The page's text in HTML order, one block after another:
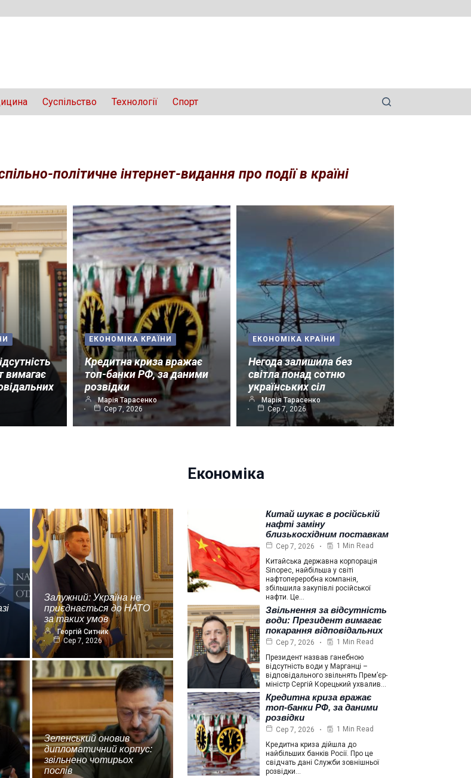
Суспільство Технології Спорт
політичне інтернет-видання про події в країні
вимагає
ЕКОНОМІКА КРАЇНИ
Кредитна криза вражає
топ-банки РФ, за даними
розвідки
Марія Тарасенко
Сер 7, 2026
ЕКОНОМІКА КРАЇНИ
Негода залишила без
світла понад сотню
українських сіл
Марія Тарасенко
Сер 7, 2026
Економіка
Залужний: Україна не
приєднається до НАТО
за таких умов
Георгій Ситник
Сер 7, 2026
Зеленський оновив
дипломатичний корпус:
звільнено чотирьох
послів
Китай шукає в російській
нафті заміну
близькосхідним поставкам
Сер 7, 2026
1 Min Read
Китайська державна корпорація
Sinopec, найбільша у світі
нафтопереробна компанія,
збільшила закупівлі російської
нафти. Це…
Звільнення за відсутність
води: Президент вимагає
покарання відповідальних
Сер 7, 2026
1 Min Read
Президент назвав ганебною
відсутність води у Марганці –
відповідального звільнять Прем’єр-
міністр Сергій Корецький ухвалив…
Кредитна криза вражає
топ-банки РФ, за даними
розвідки
Сер 7, 2026
1 Min Read
Кредитна криза дійшла до
найбільших банків Росії. Про це
свідчать дані Служби зовнішньої
розвідки…